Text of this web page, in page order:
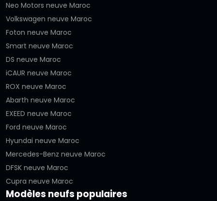
Neo Motors neuve Maroc
Volkswagen neuve Maroc
Foton neuve Maroc
Smart neuve Maroc
DS neuve Maroc
iCAUR neuve Maroc
ROX neuve Maroc
Abarth neuve Maroc
EXEED neuve Maroc
Ford neuve Maroc
Hyundai neuve Maroc
Mercedes-Benz neuve Maroc
DFSK neuve Maroc
Cupra neuve Maroc
Modèles neufs populaires